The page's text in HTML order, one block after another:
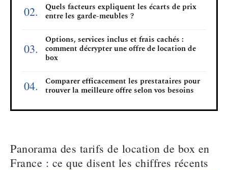
Quels facteurs expliquent les écarts de prix
entre les garde-meubles ?
Options, services inclus et frais cachés :
comment décrypter une offre de location de
box
Comparer efficacement les prestataires pour
trouver la meilleure offre selon vos besoins
Panorama des tarifs de location de box en
France : ce que disent les chiffres récents